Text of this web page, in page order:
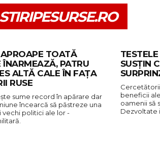
STIRIPESURSE.RO
TOATĂ
ÎNARMEAZĂ, PATRU
ALTĂ CALE ÎN FAŢA
RUSE
sume record în apărare dar
încearcă să păstreze una
politici ale lor -
SUSȚIN
beneficii
oamenii să
Dezvoltate